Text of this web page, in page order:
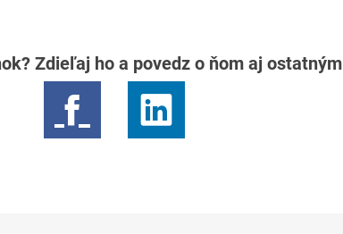
Zdieľaj ho a povedz o ňom aj ostatným